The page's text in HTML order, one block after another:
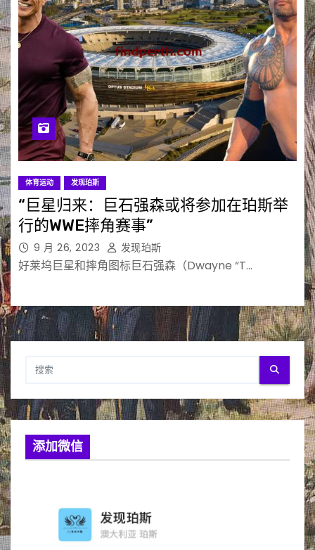
体育运动 发现珀斯
“巨星归来：巨石强森或将参加在珀斯举
行的WWE摔角赛事”
9 月 26, 2023 发现珀斯
好莱坞巨星和摔角图标巨石强森（Dwayne “T…
添加微信